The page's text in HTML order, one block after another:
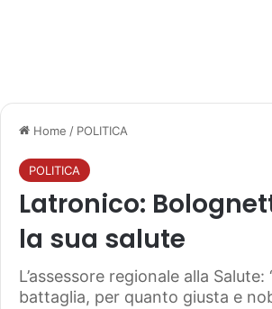
Home / POLITICA
POLITICA
Latronico:
la sua salute
L’assessore regionale alla Salute:
battaglia, per quanto giusta e